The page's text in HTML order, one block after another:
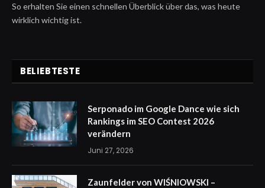
So erhalten Sie einen schnellen Überblick über das, was heute
wirklich wichtig ist.
BELIEBTESTE
Serponado im Google Dance wie sich
Rankings im SEO Contest 2026
verändern
Juni 27, 2026
Zaunfelder von WIŚNIOWSKI –